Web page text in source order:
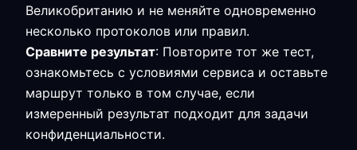
Великобританию и не меняйте одновременно
несколько протоколов или правил.
Сравните результат: Повторите тот же тест,
ознакомьтесь с условиями сервиса и оставьте
маршрут только в том случае, если
измеренный результат подходит для задачи
конфиденциальности.